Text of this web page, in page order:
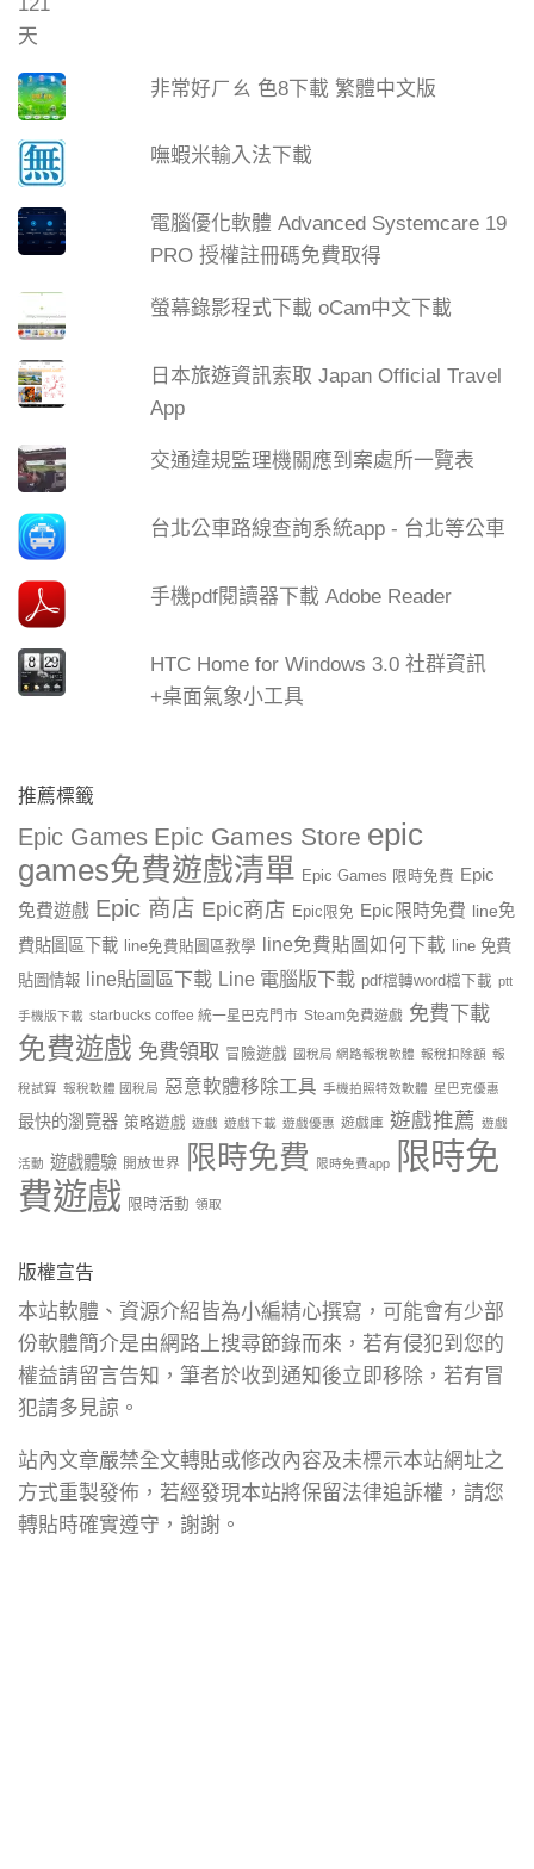
非常好ㄏㄠ 色8下載 繁體中文版
嘸蝦米輸入法下載
電腦優化軟體 Advanced Systemcare 19
PRO 授權註冊碼免費取得
螢幕錄影程式下載 oCam中文下載
日本旅遊資訊索取 Japan Official Travel
App
交通違規監理機關應到案處所一覽表
台北公車路線查詢系統app - 台北等公車
手機pdf閱讀器下載 Adobe Reader
HTC Home for Windows 3.0 社群資訊
+桌面氣象小工具
推薦標籤
Epic Games Epic Games Store epic
games免費遊戲清單 Epic Games 限時免費 Epic
免費遊戲 Epic 商店 Epic商店 Epic限免 Epic限時免費 line免
費貼圖區下載
line免費貼圖區教學 line免費貼圖如何下載
line 免費
貼圖情報
line貼圖區下載 Line 電腦版下載 pdf檔轉word檔下載 ptt
手機版下載 starbucks coffee 統一星巴克門市 Steam免費遊戲 免費下載
免費遊戲 免費領取 冒險遊戲 國稅局 網路報稅軟體 報稅扣除額 報
稅試算 報稅軟體 國稅局 惡意軟體移除工具 手機拍照特效軟體 星巴克優惠
最快的瀏覽器 策略遊戲 遊戲 遊戲下載 遊戲優惠 遊戲庫 遊戲推薦 遊戲
活動 遊戲體驗 開放世界 限時免費 限時免費app
限時免
費遊戲 限時活動 領取
版權宣告
本站軟體、資源介紹皆為小編精心撰寫，可能會有少部
份軟體簡介是由網路上搜尋節錄而來，若有侵犯到您的
權益請留言告知，筆者於收到通知後立即移除，若有冒
犯請多見諒。
站內文章嚴禁全文轉貼或修改內容及未標示本站網址之
方式重製發佈，若經發現本站將保留法律追訴權，請您
轉貼時確實遵守，謝謝。